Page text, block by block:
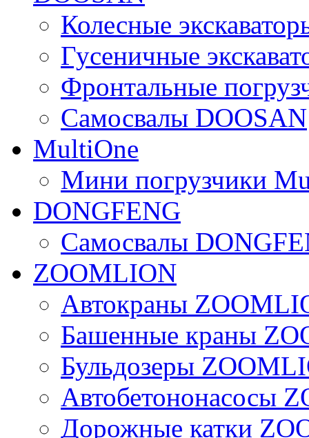
Колесные
Гусеничные
Фронтальные
Самосвалы DOOSAN
MultiOne
Мини погрузчики
DONGFENG
Самосвалы
ZOOMLION
Автокраны
Башенные краны
Бульдозеры
Автобетононасосы
Дорожные катки